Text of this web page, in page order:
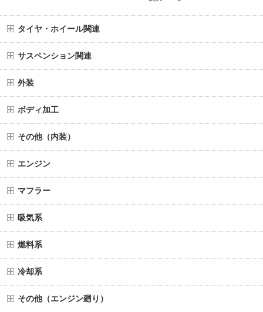
タイヤ・ホイール関連
サスペンション関連
外装
ボディ加工
その他（内装）
エンジン
マフラー
吸気系
燃料系
冷却系
その他（エンジン廻り）